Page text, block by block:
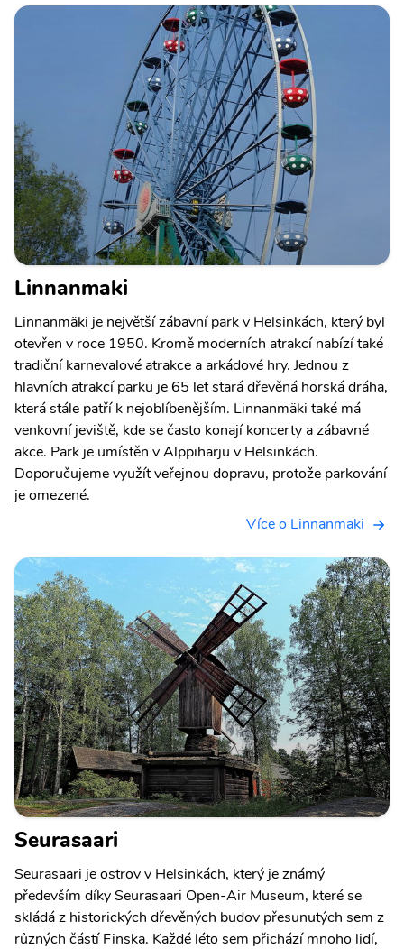
Linnanmaki
Linnanmäki je největší zábavní park v Helsinkách, který byl
otevřen v roce 1950. Kromě moderních atrakcí nabízí také
tradiční karnevalové atrakce a arkádové hry. Jednou z
hlavních atrakcí parku je 65 let stará dřevěná horská dráha,
která stále patří k nejoblíbenějším. Linnanmäki také má
venkovní jeviště, kde se často konají koncerty a zábavné
akce. Park je umístěn v Alppiharju v Helsinkách.
Doporučujeme využít veřejnou dopravu, protože parkování
je omezené.
Více o Linnanmaki
Seurasaari
Seurasaari je ostrov v Helsinkách, který je známý
především díky Seurasaari Open-Air Museum, které se
skládá z historických dřevěných budov přesunutých sem z
různých částí Finska. Každé léto sem přichází mnoho lidí,